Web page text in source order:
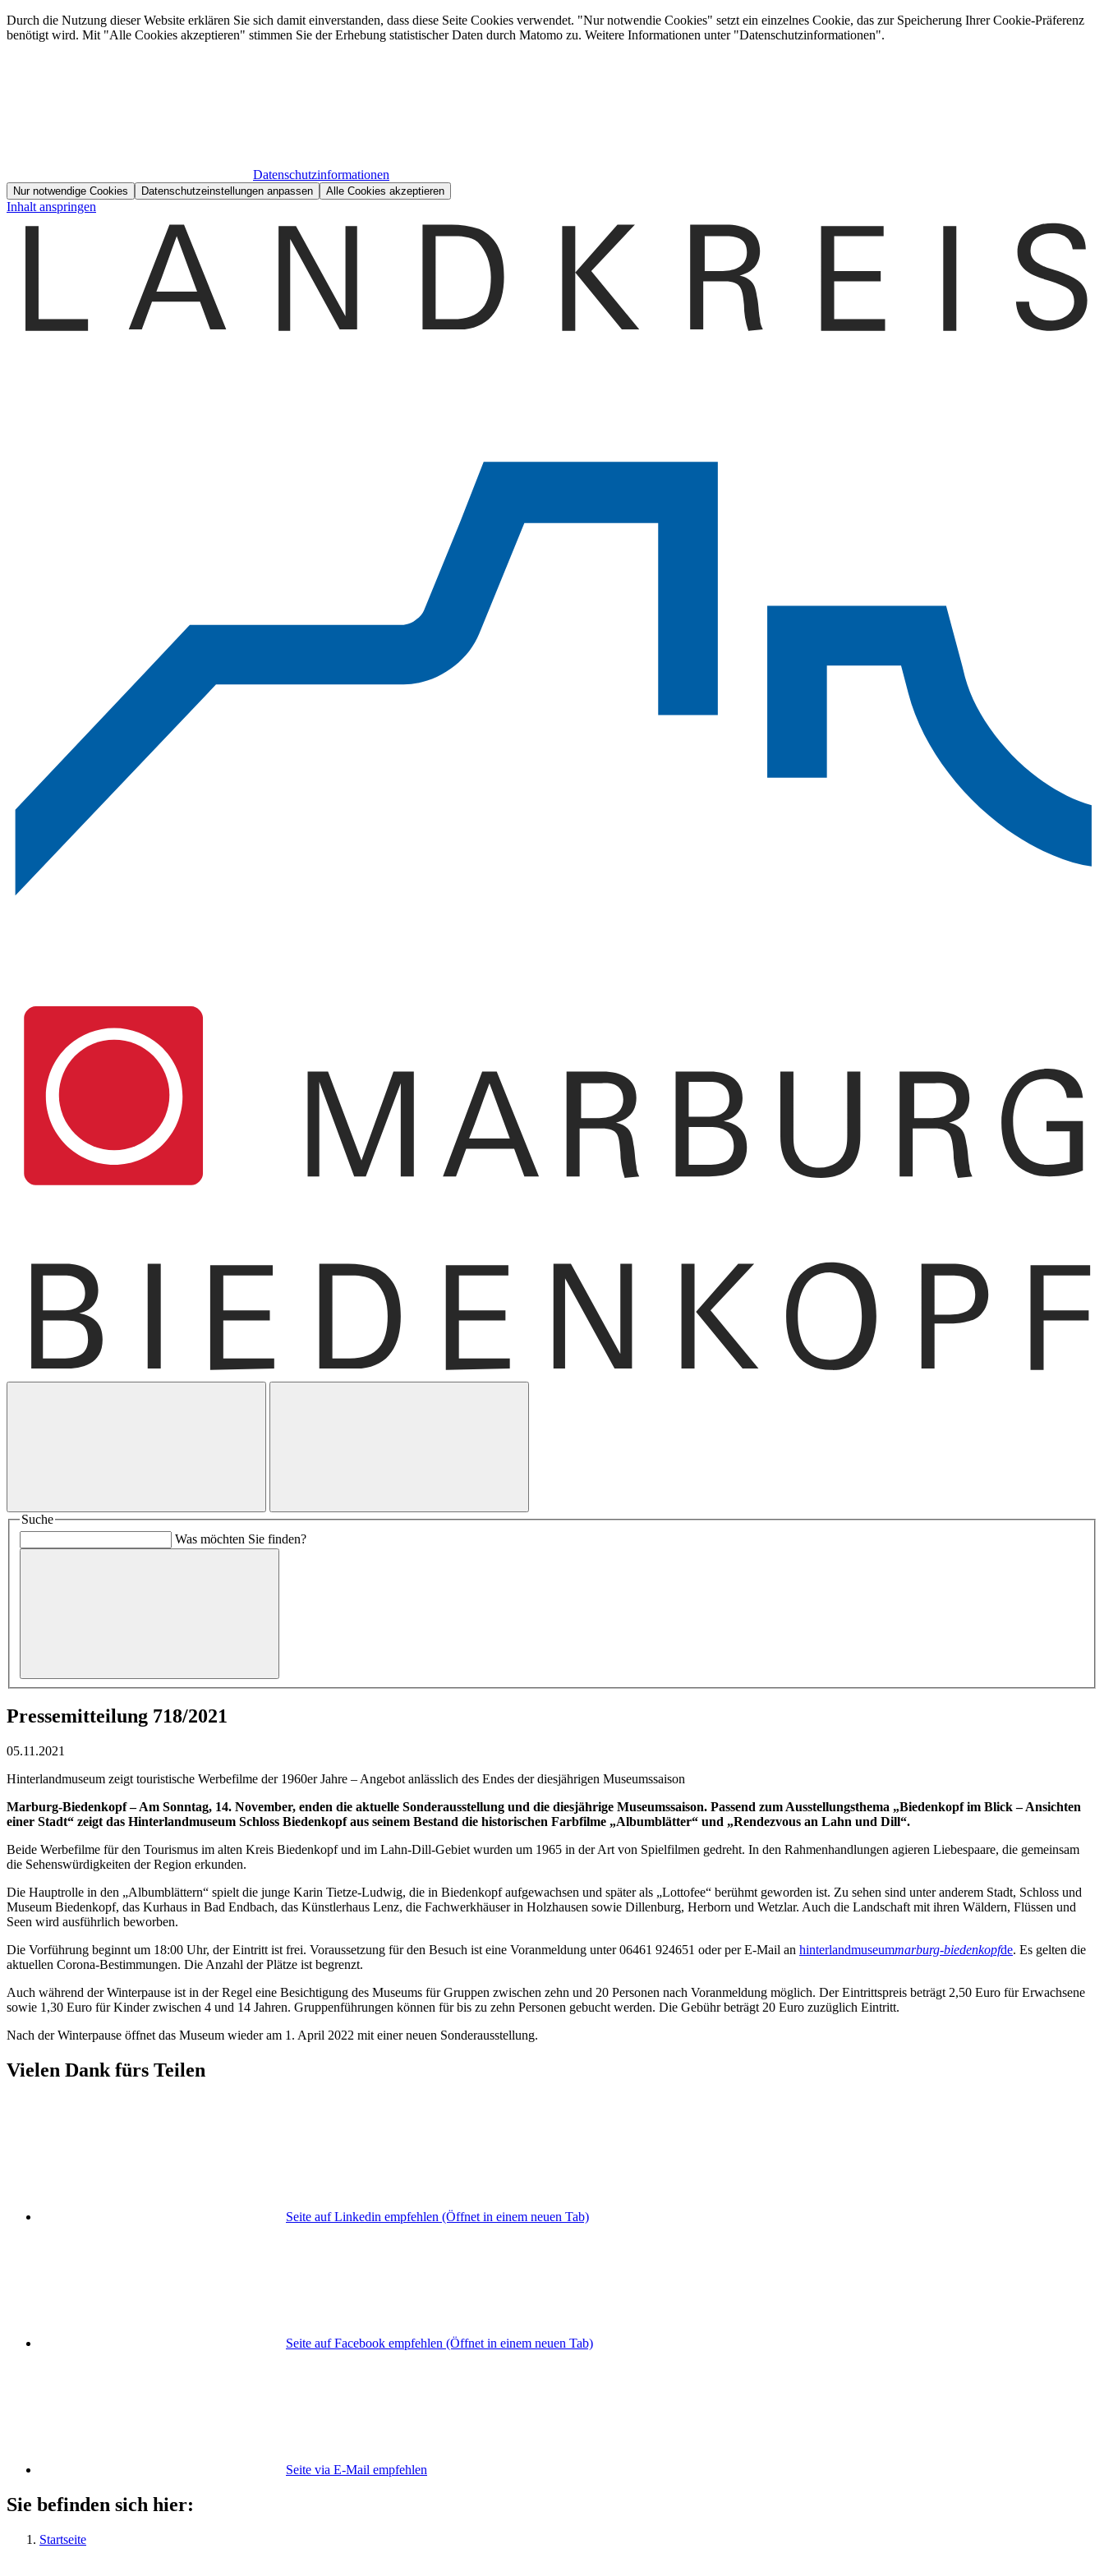
Durch die Nutzung dieser Website erklären Sie sich damit einverstanden, dass diese Seite Cookies verwendet. "Nur notwendie Cookies" setzt ein einzelnes Cookie, das zur Speicherung Ihrer Cookie-Präferenz
benötigt wird. Mit "Alle Cookies akzeptieren" stimmen Sie der Erhebung statistischer Daten durch Matomo zu. Weitere Informationen unter "Datenschutzinformationen".
Datenschutzinformationen
Nur notwendige Cookies Datenschutzeinstellungen anpassen Alle Cookies akzeptieren
Inhalt anspringen
Suche
Was möchten Sie finden?
Pressemitteilung 718/2021
05.11.2021
Hinterlandmuseum zeigt touristische Werbefilme der 1960er Jahre – Angebot anlässlich des Endes der diesjährigen Museumssaison
Marburg-Biedenkopf – Am Sonntag, 14. November, enden die aktuelle Sonderausstellung und die diesjährige Museumssaison. Passend zum Ausstellungsthema „Biedenkopf im Blick – Ansichten
einer Stadt“ zeigt das Hinterlandmuseum Schloss Biedenkopf aus seinem Bestand die historischen Farbfilme „Albumblätter“ und „Rendezvous an Lahn und Dill“.
Beide Werbefilme für den Tourismus im alten Kreis Biedenkopf und im Lahn-Dill-Gebiet wurden um 1965 in der Art von Spielfilmen gedreht. In den Rahmenhandlungen agieren Liebespaare, die gemeinsam
die Sehenswürdigkeiten der Region erkunden.
Die Hauptrolle in den „Albumblättern“ spielt die junge Karin Tietze-Ludwig, die in Biedenkopf aufgewachsen und später als „Lottofee“ berühmt geworden ist. Zu sehen sind unter anderem Stadt, Schloss und
Museum Biedenkopf, das Kurhaus in Bad Endbach, das Künstlerhaus Lenz, die Fachwerkhäuser in Holzhausen sowie Dillenburg, Herborn und Wetzlar. Auch die Landschaft mit ihren Wäldern, Flüssen und
Seen wird ausführlich beworben.
Die Vorführung beginnt um 18:00 Uhr, der Eintritt ist frei. Voraussetzung für den Besuch ist eine Voranmeldung unter 06461 924651 oder per E-Mail an hinterlandmuseummarburg-biedenkopfde. Es gelten die
aktuellen Corona-Bestimmungen. Die Anzahl der Plätze ist begrenzt.
Auch während der Winterpause ist in der Regel eine Besichtigung des Museums für Gruppen zwischen zehn und 20 Personen nach Voranmeldung möglich. Der Eintrittspreis beträgt 2,50 Euro für Erwachsene
sowie 1,30 Euro für Kinder zwischen 4 und 14 Jahren. Gruppenführungen können für bis zu zehn Personen gebucht werden. Die Gebühr beträgt 20 Euro zuzüglich Eintritt.
Nach der Winterpause öffnet das Museum wieder am 1. April 2022 mit einer neuen Sonderausstellung.
Vielen Dank fürs Teilen
Seite auf Linkedin empfehlen (Öffnet in einem neuen Tab)
Seite auf Facebook empfehlen (Öffnet in einem neuen Tab)
Seite via E-Mail empfehlen
Sie befinden sich hier:
Startseite